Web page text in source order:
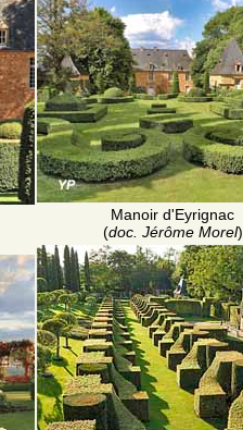
Manoir d'Eyrignac
(doc. Jérôme Morel)